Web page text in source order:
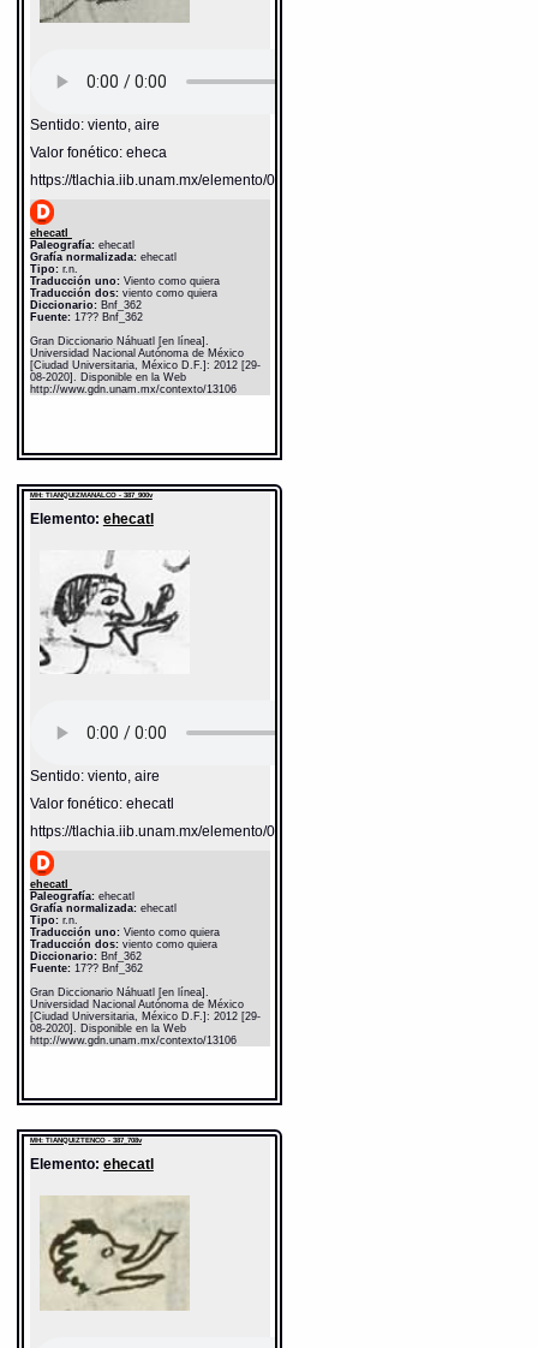
Sentido: viento, aire
Valor fonético: eheca
https://tlachia.iib.unam.mx/elemento/04.02.05
ehecatl
Paleografía:ehecatl
Grafía normalizada:ehecatl
Tipo:r.n.
Traducción uno:Viento como quiera
Traducción dos:viento como quiera
Diccionario: Bnf_362
Fuente:17?? Bnf_362
Gran Diccionario Náhuatl [en línea].
Universidad Nacional Autónoma de México
[Ciudad Universitaria, México D.F.]: 2012 [29-
08-2020]. Disponible en la Web
http://www.gdn.unam.mx/contexto/13106
MH: TIANQUIZMANALCO - 387_900v
Elemento: ehecatl
Sentido: viento, aire
Valor fonético: ehecatl
https://tlachia.iib.unam.mx/elemento/04.02.05
ehecatl
Paleografía:ehecatl
Grafía normalizada:ehecatl
Tipo:r.n.
Traducción uno:Viento como quiera
Traducción dos:viento como quiera
Diccionario: Bnf_362
Fuente:17?? Bnf_362
Gran Diccionario Náhuatl [en línea].
Universidad Nacional Autónoma de México
[Ciudad Universitaria, México D.F.]: 2012 [29-
08-2020]. Disponible en la Web
http://www.gdn.unam.mx/contexto/13106
MH: TIANQUIZTENCO - 387_708v
Elemento: ehecatl